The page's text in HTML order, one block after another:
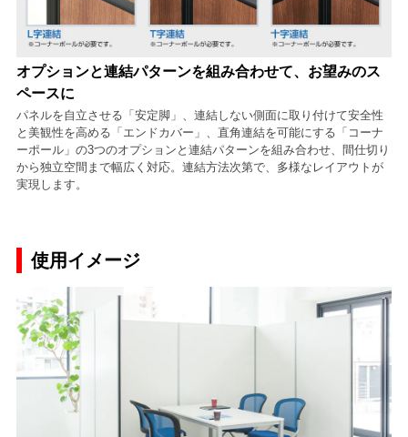
オプションと連結パターンを組み合わせて、お望みのス
ペースに
パネルを自立させる「安定脚」、連結しない側面に取り付けて安全性
と美観性を高める「エンドカバー」、直角連結を可能にする「コーナ
ーポール」の3つのオプションと連結パターンを組み合わせ、間仕切り
から独立空間まで幅広く対応。連結方法次第で、多様なレイアウトが
実現します。
使用イメージ